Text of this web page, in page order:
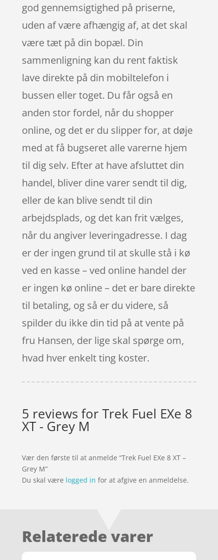
god gennemsigtighed på priserne,
uden af være afhængig af, at det skal
være tæt på din bopæl. Din
sammenligning kan du rent faktisk
lave direkte på din mobiltelefon i
bussen eller toget. Du får også en
anden stor fordel, når du shopper
online, og det er du slipper for, at døje
med at få bugseret alle varerne hjem
til dig selv. Efter at have afsluttet din
handel, bliver dine varer sendt til dig,
eller de kan blive sendt til din
arbejdsplads, og det kan frit vælges,
når du angiver leveringadresse. I dag
er der ingen grund til at skulle stå i kø
ved en kasse – ved online handel der
er ingen kø online – det er bare direkte
til betaling, og så er du videre, så
spilder du ikke din tid på at vente på
fru Hansen, der lige skal spørge om,
hvad hver enkelt ting koster.
5 reviews forTrek Fuel EXe 8
XT - Grey M
Vær den første til at anmelde “Trek Fuel EXe 8 XT –
Grey M”
Du skal være logged in for at afgive en anmeldelse.
Relaterede varer